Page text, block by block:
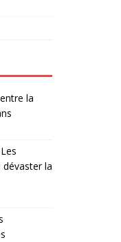
la
la